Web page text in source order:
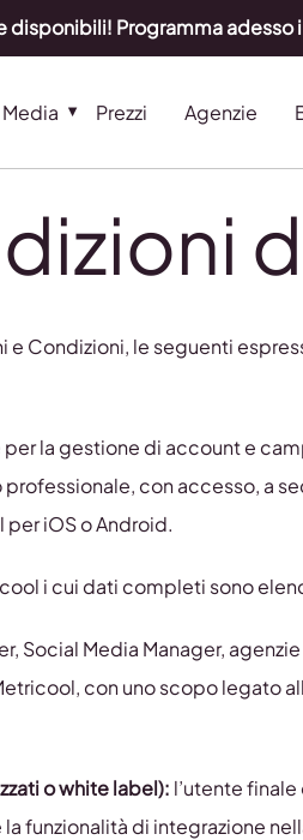
disponibili! Programma
Prezzi Agenzie
e Condizioni, le seguenti
la gestione di account e
con accesso, a
iOS o Android.
i cui dati completi sono
Social Media Manager,
con uno scopo
o white label): l’utente
funzionalità di integrazione